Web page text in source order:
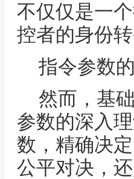
不仅仅是一
控者的身份转
指令参数
然而，基
参数的深入
数，精确决
公平对决，